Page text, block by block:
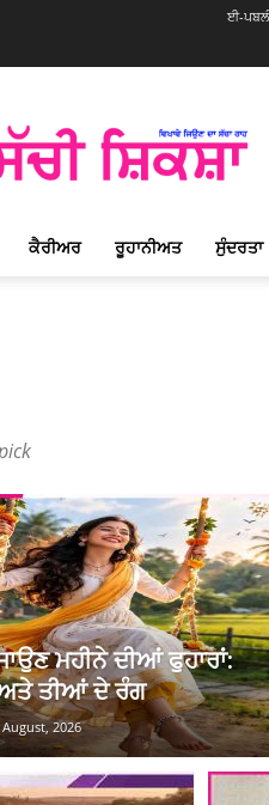
ਈ-
Shiksha
Punjabi
ਸ਼ਿਕਸ਼ਾ
ਪ੍ਰਸਿੱਧ
ਕੈਰੀਅਰ ਰੂਹਾਨੀਅਤ ਸੁੰਦਰਤਾ
ਮਹੀਨੇ ਦੀਆਂ ਫੁਹਾਰਾਂ:
ਤੀਆਂ ਦੇ ਰੰਗ
August, 2026